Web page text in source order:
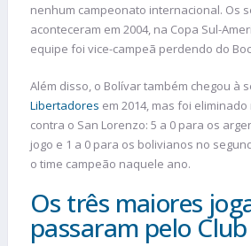
nenhum campeonato internacional. Os
aconteceram em 2004, na Copa Sul-
equipe foi vice-campeã perdendo do
Além disso, o Bolívar também chegou à
Libertadores em 2014, mas foi
contra o San Lorenzo: 5 a 0 para os
jogo e 1 a 0 para os bolivianos no
o time campeão naquele ano.
Os três maiores
passaram pelo